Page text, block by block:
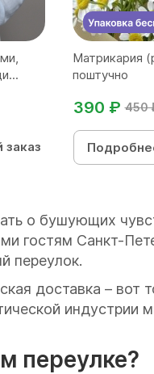
Матрикария
поштучно
450
390 ₽
о бушующих
гостям Санкт-
переулок.
доставка – вот
индустрии
переулке?